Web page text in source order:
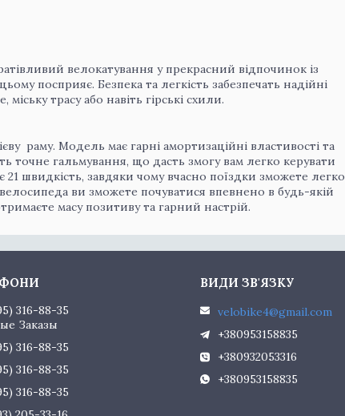
велокатування у прекрасний відпочинок із
посприяє. Безпека та легкість забезпечать надійні
трасу або навіть гірські схили.
раму. Модель має гарні амортизаційні властивості та
точне гальмування, що дасть змогу вам легко керувати
21 швидкість, завдяки чому вчасно поїздки зможете легко
ви зможете почуватися впевнено в будь-якій
масу позитиву та гарний настрій.
316-88-35
Заказы
316-88-35
316-88-35
316-88-35
velobike4@gmail.com
+380953158835
+380932053316
+380953158835